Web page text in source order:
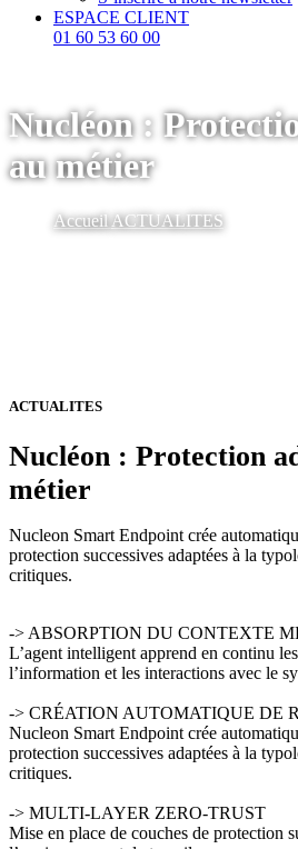
ESPACE CLIENT
01 60 53 60 00
Nucléon :
au métier
AccueilACTUALITES
ACTUALITES
Nucléon : Protection
métier
Nucleon Smart Endpoint crée
protection successives adaptées à la
critiques.
-> ABSORPTION DU CONTEXTE
L’agent intelligent apprend en continu
l’information et les interactions avec le
-> CRÉATION AUTOMATIQUE DE
Nucleon Smart Endpoint crée
protection successives adaptées à la
critiques.
-> MULTI-LAYER ZERO-TRUST
Mise en place de couches de protection